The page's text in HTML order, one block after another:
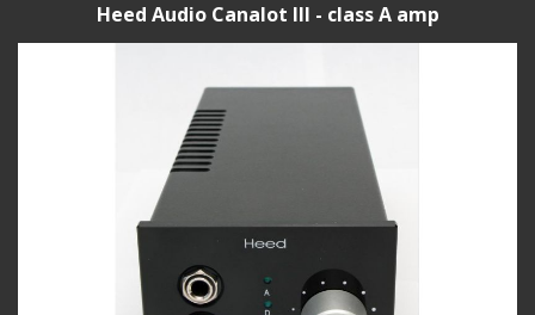
Heed Audio Canalot III - class A amp